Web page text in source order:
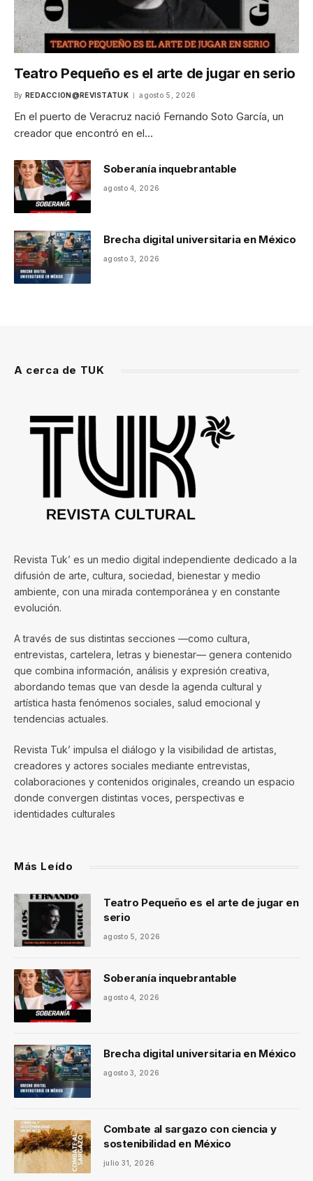
Teatro Pequeño es el arte de jugar en serio
By REDACCION@REVISTATUK agosto 5, 2026
En el puerto de Veracruz nació Fernando Soto García, un
creador que encontró en el…
Soberanía inquebrantable
agosto 4, 2026
Brecha digital universitaria en México
agosto 3, 2026
A cerca de TUK
Revista Tuk’ es un medio digital independiente dedicado a la
difusión de arte, cultura, sociedad, bienestar y medio
ambiente, con una mirada contemporánea y en constante
evolución.
A través de sus distintas secciones —como cultura,
entrevistas, cartelera, letras y bienestar— genera contenido
que combina información, análisis y expresión creativa,
abordando temas que van desde la agenda cultural y
artística hasta fenómenos sociales, salud emocional y
tendencias actuales.
Revista Tuk’ impulsa el diálogo y la visibilidad de artistas,
creadores y actores sociales mediante entrevistas,
colaboraciones y contenidos originales, creando un espacio
donde convergen distintas voces, perspectivas e
identidades culturales
Más Leído
Teatro Pequeño es el arte de jugar en
serio
agosto 5, 2026
Soberanía inquebrantable
agosto 4, 2026
Brecha digital universitaria en México
agosto 3, 2026
Combate al sargazo con ciencia y
sostenibilidad en México
julio 31, 2026